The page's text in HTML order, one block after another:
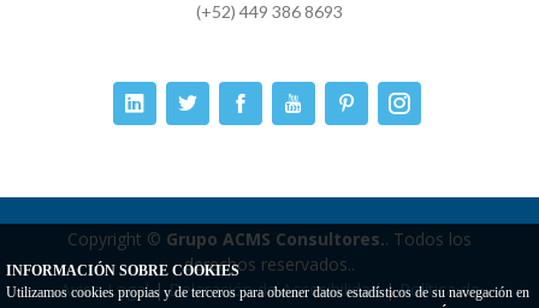
(+52) 449 386 8693
Copyright © Grupo ACMS Consultores.. Todos los
derechos reservados..
Aviso Legal|Delaración de Accesibilidad|Política de
INFORMACIÓN SOBRE COOKIES
Utilizamos cookies propias y de terceros para obtener datos estadísticos de su navegación en